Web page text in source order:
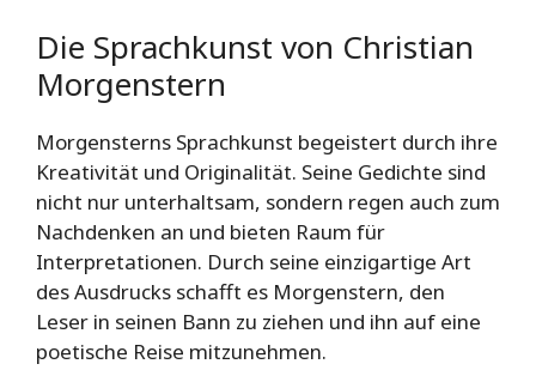
Die Sprachkunst von Christian
Morgenstern
Morgensterns Sprachkunst begeistert durch ihre
Kreativität und Originalität. Seine Gedichte sind
nicht nur unterhaltsam, sondern regen auch zum
Nachdenken an und bieten Raum für
Interpretationen. Durch seine einzigartige Art
des Ausdrucks schafft es Morgenstern, den
Leser in seinen Bann zu ziehen und ihn auf eine
poetische Reise mitzunehmen.